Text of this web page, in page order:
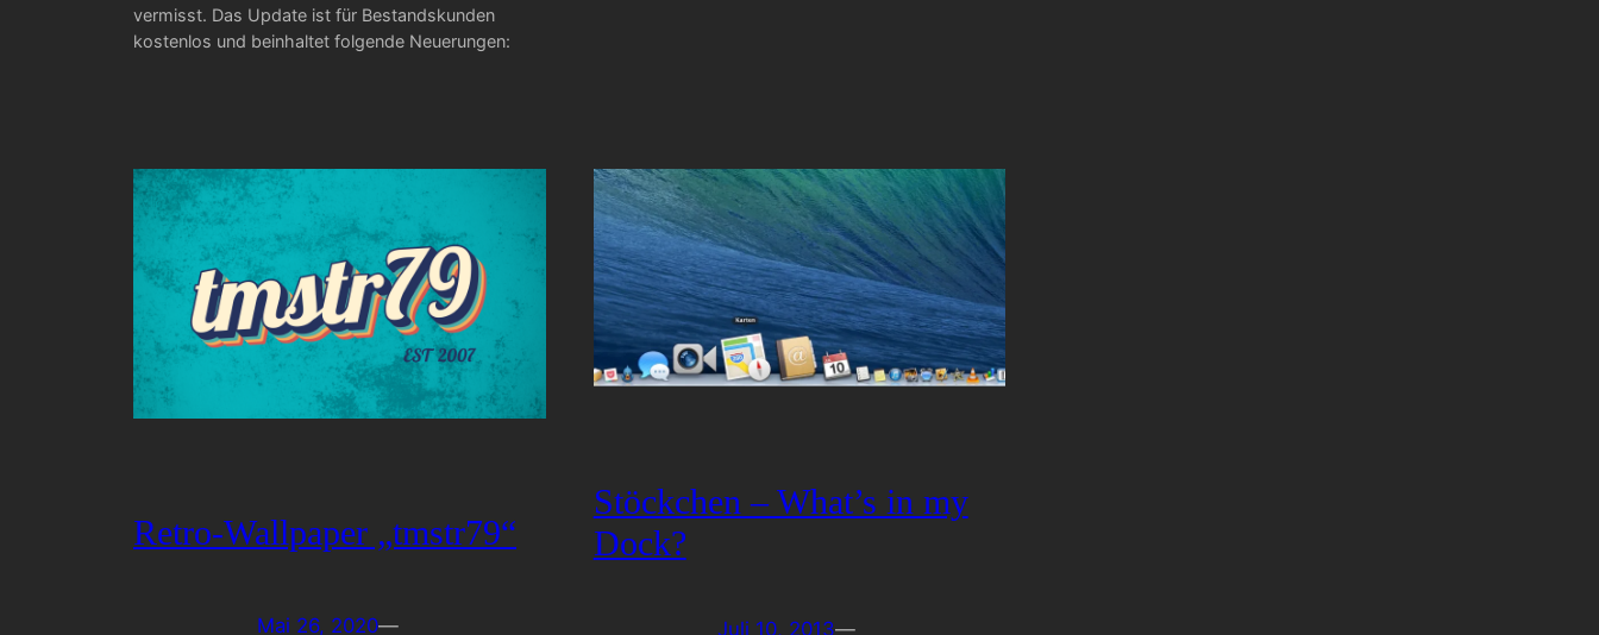
vermisst. Das Update ist für Bestandskunden
kostenlos und beinhaltet folgende Neuerungen:
Retro-Wallpaper „tmstr79“
Mai 26, 2020—
Stöckchen – What’s in my
Dock?
Juli 10, 2013—